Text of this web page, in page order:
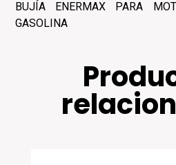
BUJÍA ENERMAX PARA
GASOLINA